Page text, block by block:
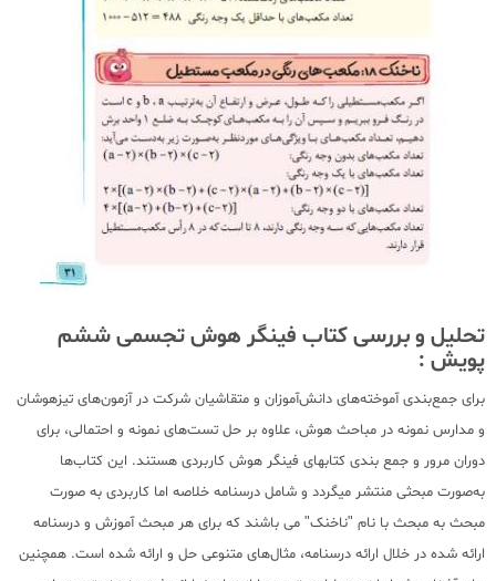
تحلیل و بررسی کتاب فینگر هوش تجسمی ششم
پویش :
برای جمع‌بندی آموخته‌های دانش‌آموزان و متقاشیان شرکت در آزمون‌های تیزهوشان
و مدارس نمونه در مباحث هوش، علاوه بر حل تست‌های نمونه و احتمالی، برای
دوران مرور و جمع بندی کتابهای فینگر هوش کاربردی هستند. این کتاب‌ها
به‌صورت مبحثی منتشر میگردد و شامل درسنامه خلاصه اما کاربردی به صورت
مبحث به مبحث با نام "ناخنک" می باشند که برای هر مبحث آموزش و درسنامه
ارائه شده در خلال ارائه درسنامه، مثال‌های متنوعی حل و ارائه شده است. همچنین